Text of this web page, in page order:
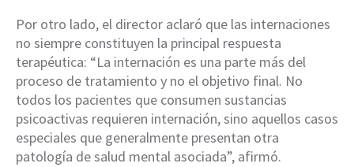
Por otro lado, el director aclaró que las internaciones
no siempre constituyen la principal respuesta
terapéutica: “La internación es una parte más del
proceso de tratamiento y no el objetivo final. No
todos los pacientes que consumen sustancias
psicoactivas requieren internación, sino aquellos casos
especiales que generalmente presentan otra
patología de salud mental asociada”, afirmó.